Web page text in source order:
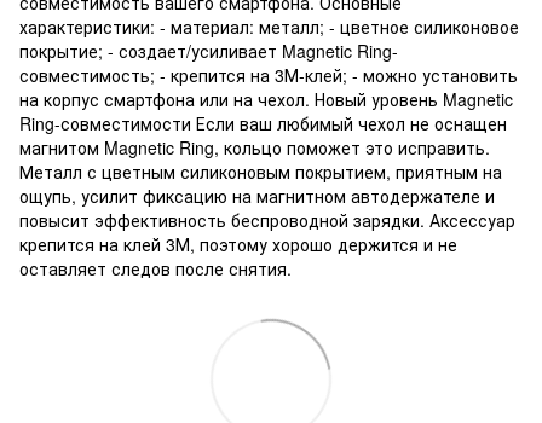
характеристики: - материал: металл; - цветное силиконовое
покрытие; - создает/усиливает Magnetic Ring-
совместимость; - крепится на 3М-клей; - можно установить
на корпус смартфона или на чехол. Новый уровень Magnetic
Ring-совместимости Если ваш любимый чехол не оснащен
магнитом Magnetic Ring, кольцо поможет это исправить.
Металл с цветным силиконовым покрытием, приятным на
ощупь, усилит фиксацию на магнитном автодержателе и
повысит эффективность беспроводной зарядки. Аксессуар
крепится на клей 3М, поэтому хорошо держится и не
оставляет следов после снятия.